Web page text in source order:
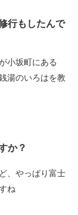
行もしたんで
小坂町にある
湯のいろはを教
か？
、やっぱり富士
ね